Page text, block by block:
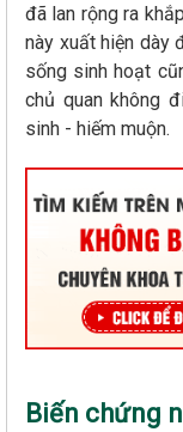
đã lan rộng ra
này xuất hiện dày
sống sinh hoạt
chủ quan không
sinh - hiếm muộn.
Biến chứng